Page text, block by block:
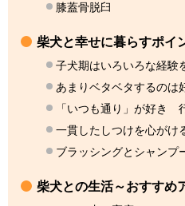
膝蓋骨脱臼
柴犬と幸せに暮らすポイ
子犬期はいろいろな経験
あまりベタベタするのは
「いつも通り」が好き
一貫したしつけを心がけ
ブラッシングとシャンプ
柴犬との生活～おすすめ